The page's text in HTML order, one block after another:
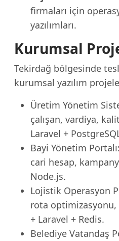
firmaları için
yazılımları.
Kurumsal
Tekirdağ bölgesinde
kurumsal yazılım
Üretim Yönetim
çalışan, vardiya,
Laravel +
Bayi Yönetim
cari hesap,
Node.js.
Lojistik Operasyon
rota
+ Laravel + Redis.
Belediye Vatandaş